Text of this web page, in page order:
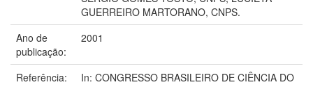
GUERREIRO MARTORANO, CNPS.
Ano de
publicação:
2001
Referência:
In: CONGRESSO BRASILEIRO DE CIÊNCIA DO